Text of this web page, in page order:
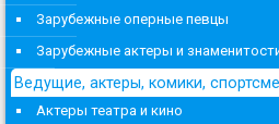
Зарубежные оперные певцы
Зарубежные актеры и
Ведущие, актеры, комики,
Актеры театра и кино